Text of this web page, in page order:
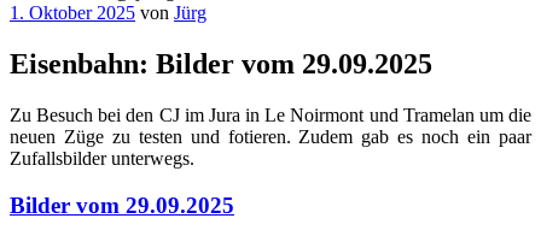
Veröffentlicht
1. Oktober 2025 von Jürg
Eisenbahn: Bilder vom 29.09.2025
Zu Besuch bei den CJ im Jura in Le Noirm­ont und Tra­me­lan um die
neu­en Züge zu tes­ten und fotie­ren. Zudem gab es noch ein paar
Zufalls­bil­der unterwegs.
Bilder vom 29.09.2025